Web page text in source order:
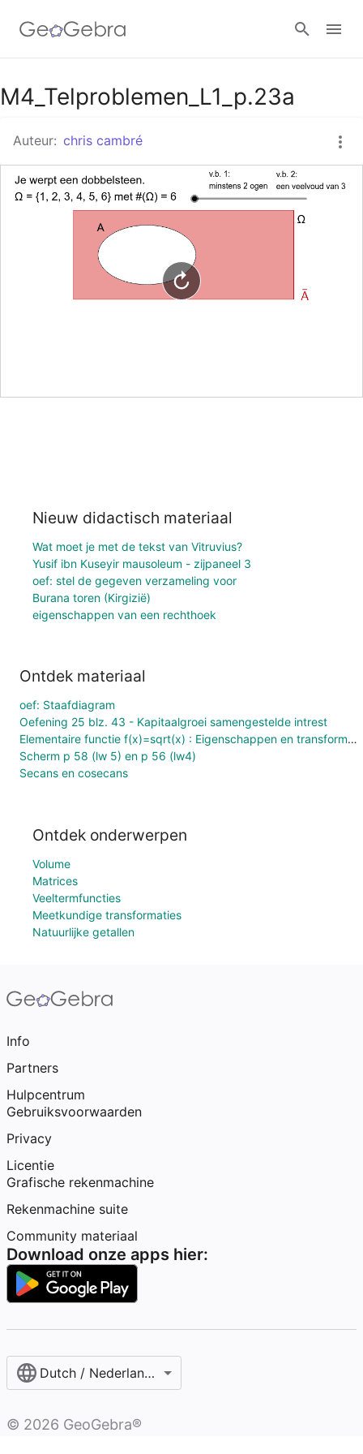
Google Classroom
GeoGebra Klaslokaal
Aanmelden
M4_Telproblemen_L1_p.23a
Auteur: chris cambré
Nieuw didactisch materiaal
Wat moet je met de tekst van Vitruvius?
Yusif ibn Kuseyir mausoleum - zijpaneel 3
oef: stel de gegeven verzameling voor
Burana toren (Kirgizië)
eigenschappen van een rechthoek
Ontdek materiaal
oef: Staafdiagram
Oefening 25 blz. 43 - Kapitaalgroei samengestelde intrest
Elementaire functie f(x)=sqrt(x) : Eigenschappen en transformaties
Scherm p 58 (lw 5) en p 56 (lw4)
Secans en cosecans
Ontdek onderwerpen
Volume
Matrices
Veeltermfuncties
Meetkundige transformaties
Natuurlijke getallen
Info
Partners
Hulpcentrum
Gebruiksvoorwaarden
Privacy
Licentie
Grafische rekenmachine
Rekenmachine suite
Community materiaal
Download onze apps hier:
Dutch / Nederlands‎ (België)‎
© 2026 GeoGebra®